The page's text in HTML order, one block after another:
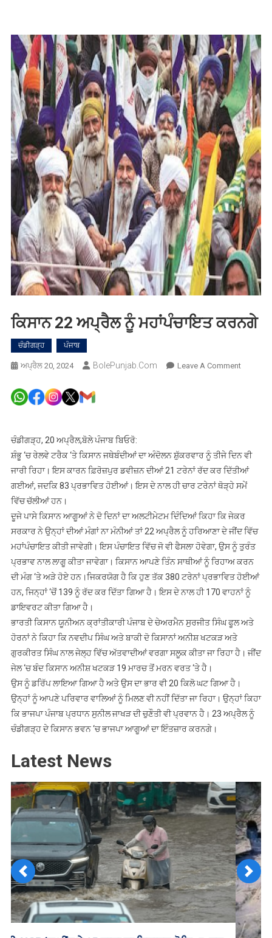
ਕਿਸਾਨ 22 ਅਪ੍ਰੈਲ ਨੂੰ ਮਹਾਂਪੰਚਾਇਤ ਕਰਨਗੇ
ਚੰਡੀਗੜ੍ਹ ਪੰਜਾਬ
ਅਪ੍ਰੈਲ 20, 2024 BolePunjab.com Leave A CommentOn
ਕਰਨਗੇ
ਚੰਡੀਗੜ੍ਹ, 20 ਅਪ੍ਰੈਲ,ਬੋਲੇ ਪੰਜਾਬ ਬਿਓਰੋ:
ਸ਼ੰਭੂ ‘ਚ ਰੇਲਵੇ ਟਰੈਕ ‘ਤੇ ਕਿਸਾਨ ਜਥੇਬੰਦੀਆਂ ਦਾ ਅੰਦੋਲਨ ਸ਼ੁੱਕਰਵਾਰ ਨੂੰ ਤੀਜੇ ਦਿਨ ਵੀ
ਜਾਰੀ ਰਿਹਾ। ਇਸ ਕਾਰਨ ਫ਼ਿਰੋਜ਼ਪੁਰ ਡਵੀਜ਼ਨ ਦੀਆਂ 21 ਟਰੇਨਾਂ ਰੱਦ ਕਰ ਦਿੱਤੀਆਂ
ਗਈਆਂ, ਜਦਕਿ 83 ਪ੍ਰਭਾਵਿਤ ਹੋਈਆਂ। ਇਸ ਦੇ ਨਾਲ ਹੀ ਚਾਰ ਟਰੇਨਾਂ ਥੋੜ੍ਹੇ ਸਮੇਂ
ਵਿੱਚ ਚੱਲੀਆਂ ਹਨ।
ਦੂਜੇ ਪਾਸੇ ਕਿਸਾਨ ਆਗੂਆਂ ਨੇ ਦੋ ਦਿਨਾਂ ਦਾ ਅਲਟੀਮੇਟਮ ਦਿੰਦਿਆਂ ਕਿਹਾ ਕਿ ਜੇਕਰ
ਸਰਕਾਰ ਨੇ ਉਨ੍ਹਾਂ ਦੀਆਂ ਮੰਗਾਂ ਨਾ ਮੰਨੀਆਂ ਤਾਂ 22 ਅਪ੍ਰੈਲ ਨੂੰ ਹਰਿਆਣਾ ਦੇ ਜੀਂਦ ਵਿੱਚ
ਮਹਾਂਪੰਚਾਇਤ ਕੀਤੀ ਜਾਵੇਗੀ। ਇਸ ਪੰਚਾਇਤ ਵਿੱਚ ਜੋ ਵੀ ਫੈਸਲਾ ਹੋਵੇਗਾ, ਉਸ ਨੂੰ ਤੁਰੰਤ
ਪ੍ਰਭਾਵ ਨਾਲ ਲਾਗੂ ਕੀਤਾ ਜਾਵੇਗਾ। ਕਿਸਾਨ ਆਪਣੇ ਤਿੰਨ ਸਾਥੀਆਂ ਨੂੰ ਰਿਹਾਅ ਕਰਨ
ਦੀ ਮੰਗ ‘ਤੇ ਅੜੇ ਹੋਏ ਹਨ।ਜਿਕਰਯੋਗ ਹੈ ਕਿ ਹੁਣ ਤੱਕ 380 ਟਰੇਨਾਂ ਪ੍ਰਭਾਵਿਤ ਹੋਈਆਂ
ਹਨ, ਜਿਨ੍ਹਾਂ ‘ਚੋਂ 139 ਨੂੰ ਰੱਦ ਕਰ ਦਿੱਤਾ ਗਿਆ ਹੈ। ਇਸ ਦੇ ਨਾਲ ਹੀ 170 ਵਾਹਨਾਂ ਨੂੰ
ਡਾਇਵਰਟ ਕੀਤਾ ਗਿਆ ਹੈ।
ਭਾਰਤੀ ਕਿਸਾਨ ਯੂਨੀਅਨ ਕ੍ਰਾਂਤੀਕਾਰੀ ਪੰਜਾਬ ਦੇ ਚੇਅਰਮੈਨ ਸੁਰਜੀਤ ਸਿੰਘ ਫੂਲ ਅਤੇ
ਹੋਰਨਾਂ ਨੇ ਕਿਹਾ ਕਿ ਨਵਦੀਪ ਸਿੰਘ ਅਤੇ ਬਾਕੀ ਦੋ ਕਿਸਾਨਾਂ ਅਨੀਸ਼ ਖਟਕੜ ਅਤੇ
ਗੁਰਕੀਰਤ ਸਿੰਘ ਨਾਲ ਜੇਲ੍ਹ ਵਿੱਚ ਅੱਤਵਾਦੀਆਂ ਵਰਗਾ ਸਲੂਕ ਕੀਤਾ ਜਾ ਰਿਹਾ ਹੈ। ਜੀਂਦ
ਜੇਲ ‘ਚ ਬੰਦ ਕਿਸਾਨ ਅਨੀਸ਼ ਖਟਕੜ 19 ਮਾਰਚ ਤੋਂ ਮਰਨ ਵਰਤ ‘ਤੇ ਹੈ।
ਉਸ ਨੂੰ ਡਰਿੱਪ ਲਾਇਆ ਗਿਆ ਹੈ ਅਤੇ ਉਸ ਦਾ ਭਾਰ ਵੀ 20 ਕਿਲੋ ਘਟ ਗਿਆ ਹੈ।
ਉਨ੍ਹਾਂ ਨੂੰ ਆਪਣੇ ਪਰਿਵਾਰ ਵਾਲਿਆਂ ਨੂੰ ਮਿਲਣ ਵੀ ਨਹੀਂ ਦਿੱਤਾ ਜਾ ਰਿਹਾ। ਉਨ੍ਹਾਂ ਕਿਹਾ
ਕਿ ਭਾਜਪਾ ਪੰਜਾਬ ਪ੍ਰਧਾਨ ਸੁਨੀਲ ਜਾਖੜ ਦੀ ਚੁਣੌਤੀ ਵੀ ਪ੍ਰਵਾਨ ਹੈ। 23 ਅਪ੍ਰੈਲ ਨੂੰ
ਚੰਡੀਗੜ੍ਹ ਦੇ ਕਿਸਾਨ ਭਵਨ ‘ਚ ਭਾਜਪਾ ਆਗੂਆਂ ਦਾ ਇੰਤਜ਼ਾਰ ਕਰਨਗੇ।
Latest News
Previous Next